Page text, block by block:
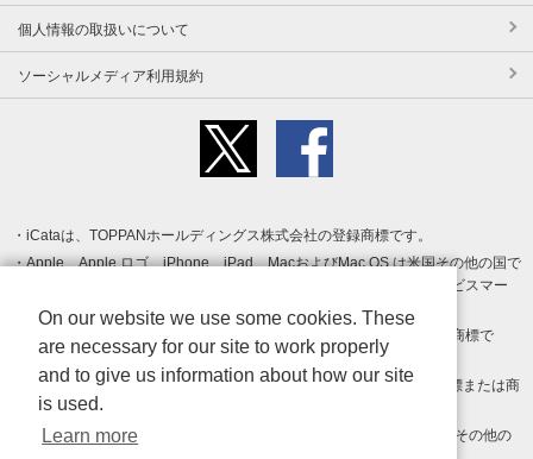
個人情報の取扱いについて
ソーシャルメディア利用規約
iCataは、TOPPANホールディングス株式会社の登録商標です。
Apple、Apple ロゴ、iPhone、iPad、MacおよびMac OS は米国その他の国で
登録された Apple Inc. の商標です。App Store は Apple Inc. のサービスマー
クです。
Android、Google Play および Google Play ロゴ は Google LLC の商標で
す。
Windows は Microsoft Inc.の米国およびその他の国における登録商標または商
標です。
Adobe、Adobe Reader、Adobe PDF は、Adobe Inc.の米国およびその他の
On our website we use some cookies. These
are necessary for our site to work properly
and to give us information about how our site
is used.
Learn more